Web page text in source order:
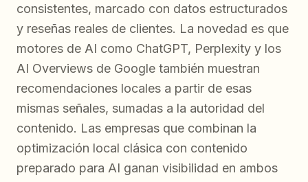
consistentes, marcado con datos estructurados
y reseñas reales de clientes. La novedad es que
motores de AI como ChatGPT, Perplexity y los
AI Overviews de Google también muestran
recomendaciones locales a partir de esas
mismas señales, sumadas a la autoridad del
contenido. Las empresas que combinan la
optimización local clásica con contenido
preparado para AI ganan visibilidad en ambos